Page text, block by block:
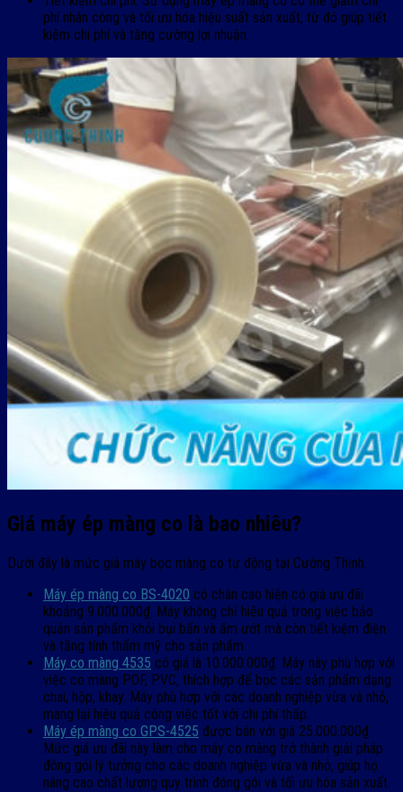
phí nhân công và tối ưu hóa hiệu suất sản xuất, từ đó giúp tiết
kiệm chi phí và tăng cường lợi nhuận.
Giá máy ép màng co là bao nhiêu?
Dưới đây là mức giá máy bọc màng co tự động tại Cường Thịnh.
Máy ép màng co BS-4020 có chân cao hiện có giá ưu đãi
khoảng 9.000.000₫. Máy không chỉ hiệu quả trong việc bảo
quản sản phẩm khỏi bụi bẩn và ẩm ướt mà còn tiết kiệm điện
và tăng tính thẩm mỹ cho sản phẩm.
Máy co màng 4535 có giá là 10.000.000₫. Máy này phù hợp với
việc co màng POF, PVC, thích hợp để bọc các sản phẩm dạng
chai, hộp, khay. Máy phù hợp với các doanh nghiệp vừa và nhỏ,
mang lại hiệu quả công việc tốt với chi phí thấp.
Máy ép màng co GPS-4525 được bán với giá 25.000.000₫.
Mức giá ưu đãi này làm cho máy co màng trở thành giải pháp
đóng gói lý tưởng cho các doanh nghiệp vừa và nhỏ, giúp họ
nâng cao chất lượng quy trình đóng gói và tối ưu hóa sản xuất.